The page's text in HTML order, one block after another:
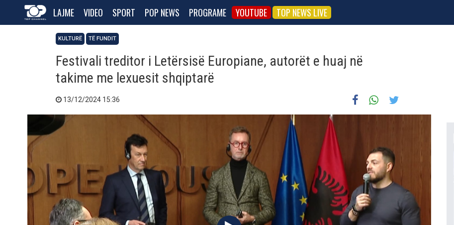
LAJME VIDEO SPORT POP NEWS PROGRAME YOUTUBE TOP NEWS LIVE
KULTURË TË FUNDIT
Festivali treditor i Letërsisë Europiane, autorët e huaj në
takime me lexuesit shqiptarë
13/12/2024 15:36